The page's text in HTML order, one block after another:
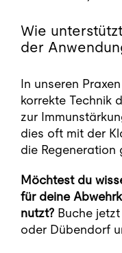
Wie
der
In unseren
korrekte Technik
zur
dies oft mit der
die Regeneration
Möchtest du
für deine
nutzt?Buche jetzt
oder Dübendorf